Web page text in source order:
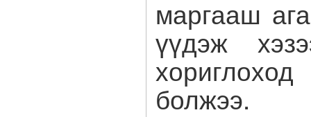
маргааш
үүдэж
болжээ.